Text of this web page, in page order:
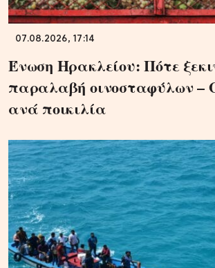
07.08.2026, 17:14
Ένωση Ηρακλείου: Πότε
παραλαβή οινοσταφύλων –
ανά ποικιλία